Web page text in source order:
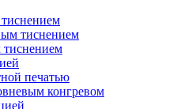
тиснением
тиснением
печатью
конгревом